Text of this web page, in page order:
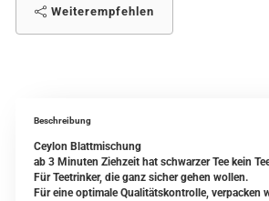
Weiterempfehlen
Beschreibung
Ceylon Blattmischung
ab 3 Minuten Ziehzeit hat schwarzer Tee kein
Für Teetrinker, die ganz sicher gehen wollen.
Für eine optimale Qualitätskontrolle, verpacken